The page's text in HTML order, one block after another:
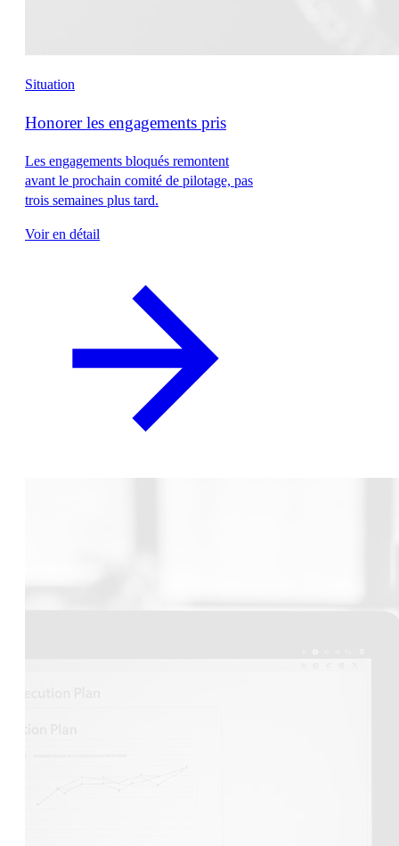
Situation
Honorer les engagements pris
Les engagements bloqués remontent
avant le prochain comité de pilotage, pas
trois semaines plus tard.
Voir en détail